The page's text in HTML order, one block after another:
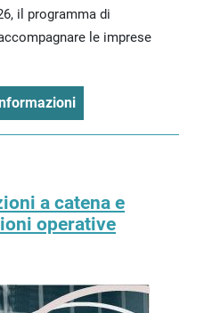
il programma di
le imprese
a catena e
operative